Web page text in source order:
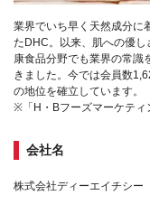
業界でいち早く天然成分に
たDHC。以来、肌への優
康食品分野でも業界の常識
きました。今では会員数
の地位を確立しています。
※「H・Bフーズマーケティ
会社名
株式会社ディーエイチシー